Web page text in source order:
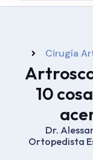
Cirugía
10
Dr.
Ortopedista